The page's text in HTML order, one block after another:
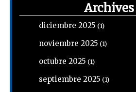
Archives
diciembre 2025 (1)
noviembre 2025 (1)
octubre 2025 (1)
septiembre 2025 (1)